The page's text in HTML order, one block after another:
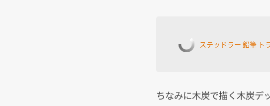
ステッドラー 鉛筆 ト
ちなみに木炭で描く木炭デ